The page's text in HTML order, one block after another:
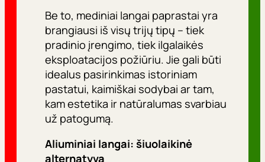
Be to, mediniai langai paprastai yra
brangiausi iš visų trijų tipų – tiek
pradinio įrengimo, tiek ilgalaikės
eksploatacijos požiūriu. Jie gali būti
idealus pasirinkimas istoriniam
pastatui, kaimiškai sodybai ar tam,
kam estetika ir natūralumas svarbiau
už patogumą.
Aliuminiai langai: šiuolaikinė
alternatyva